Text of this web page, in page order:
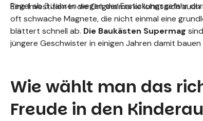
Regel ab 3 Jahren wegen der Erstickungsgefahr
Eine Investition in die Originalmarke lohnt sich
oft schwache Magnete, die nicht einmal eine
blättert schnell ab. Die Baukästen Supermag
jüngere Geschwister in einigen Jahren damit bauen
Wie wählt man das
Freude in den